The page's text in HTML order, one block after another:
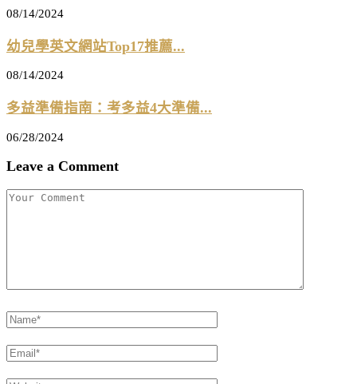
08/14/2024
幼兒學英文網站Top17推薦...
08/14/2024
多益準備指南：考多益4大準備...
06/28/2024
Leave a Comment